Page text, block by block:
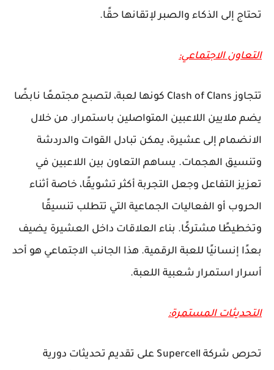
تحتاج إلى الذكاء والصبر لإتقانها حقًا.
التعاون الاجتماعي:
تتجاوز Clash of Clans كونها لعبة، لتصبح مجتمعًا نابضًا
يضم ملايين اللاعبين المتواصلين باستمرار. من خلال
الانضمام إلى عشيرة، يمكن تبادل القوات والدردشة
وتنسيق الهجمات. يساهم التعاون بين اللاعبين في
تعزيز التفاعل وجعل التجربة أكثر تشويقًا، خاصة أثناء
الحروب أو الفعاليات الجماعية التي تتطلب تنسيقًا
وتخطيطًا مشتركًا. بناء العلاقات داخل العشيرة يضيف
بعدًا إنسانيًا للعبة الرقمية. هذا الجانب الاجتماعي هو أحد
أسرار استمرار شعبية اللعبة.
التحديثات المستمرة:
تحرص شركة Supercell على تقديم تحديثات دورية